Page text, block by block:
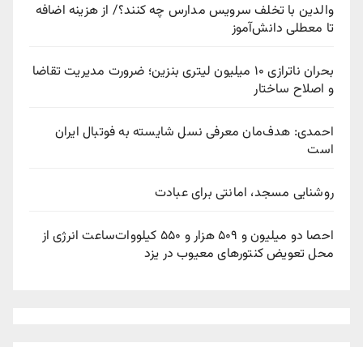
والدین با تخلف سرویس مدارس چه کنند؟/ از هزینه اضافه
تا معطلی دانش‌آموز
بحران ناترازی ۱۰ میلیون لیتری بنزین؛ ضرورت مدیریت تقاضا
و اصلاح ساختار
احمدی: هدف‌مان معرفی نسل شایسته به فوتبال ایران
است
روشنایی مسجد، امانتی برای عبادت
احصا دو میلیون و ۵۰۹ هزار و ۵۵۰ کیلووات‌ساعت انرژی از
محل تعویض کنتورهای معیوب در یزد